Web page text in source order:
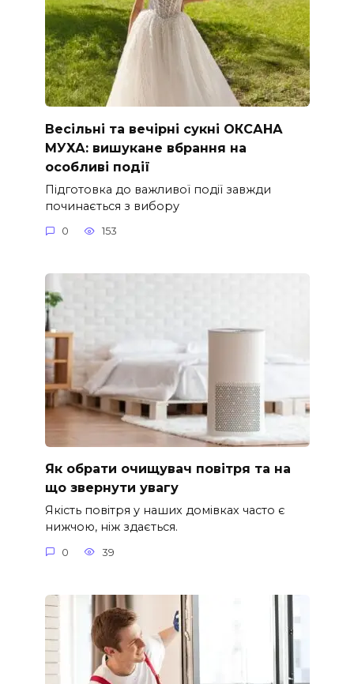
Весільні та вечірні сукні ОКСАНА
МУХА: вишукане вбрання на
особливі події
Підготовка до важливої події завжди
починається з вибору
0 153
Як обрати очищувач повітря та на
що звернути увагу
Якість повітря у наших домівках часто є
нижчою, ніж здається.
0 39